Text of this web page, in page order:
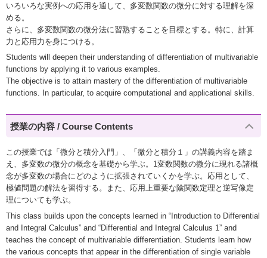
いろいろな実例への応用を通して、多変数関数の微分に対する理解を深
める。
さらに、多変数関数の微分法に習熟することを目標とする。特に、計算
力と応用力を身につける。
Students will deepen their understanding of differentiation of multivariable
functions by applying it to various examples.
The objective is to attain mastery of the differentiation of multivariable
functions. In particular, to acquire computational and applicational skills.
授業の内容 / Course Contents
この授業では「微分と積分入門」、「微分と積分１」の講義内容を踏ま
え、多変数の微分の概念を基礎から学ぶ。1変数関数の微分に現れる諸概
念が多変数の場合にどのように拡張されていくかを学ぶ。応用として、
極値問題の解法を習得する。また、応用上重要な陰関数定理と逆写像定
理についても学ぶ。
This class builds upon the concepts learned in “Introduction to Differential
and Integral Calculus” and “Differential and Integral Calculus 1” and
teaches the concept of multivariable differentiation. Students learn how
the various concepts that appear in the differentiation of single variable